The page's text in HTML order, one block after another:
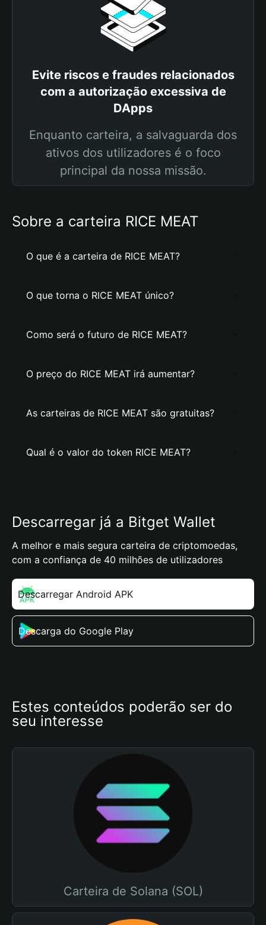
Evite riscos e fraudes relacionados
com a autorização excessiva de
DApps
Enquanto carteira, a salvaguarda dos
ativos dos utilizadores é o foco
principal da nossa missão.
Sobre a carteira RICE MEAT
O que é a carteira de RICE MEAT?
O que torna o RICE MEAT único?
Como será o futuro de RICE MEAT?
O preço do RICE MEAT irá aumentar?
As carteiras de RICE MEAT são gratuitas?
Qual é o valor do token RICE MEAT?
Descarregar já a Bitget Wallet
A melhor e mais segura carteira de criptomoedas,
com a confiança de 40 milhões de utilizadores
Descarregar Android APK
Descarga do Google Play
Estes conteúdos poderão ser do
seu interesse
Carteira de Solana (SOL)